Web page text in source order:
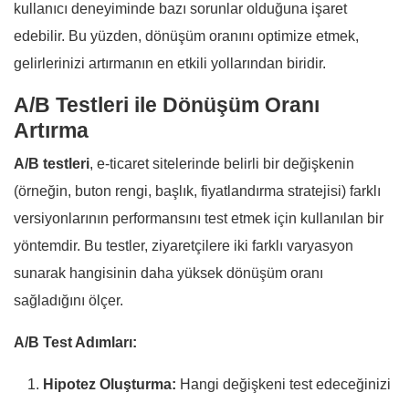
kullanıcı deneyiminde bazı sorunlar olduğuna işaret
edebilir. Bu yüzden, dönüşüm oranını optimize etmek,
gelirlerinizi artırmanın en etkili yollarından biridir.
A/B Testleri ile Dönüşüm Oranı
Artırma
A/B testleri, e-ticaret sitelerinde belirli bir değişkenin
(örneğin, buton rengi, başlık, fiyatlandırma stratejisi) farklı
versiyonlarının performansını test etmek için kullanılan bir
yöntemdir. Bu testler, ziyaretçilere iki farklı varyasyon
sunarak hangisinin daha yüksek dönüşüm oranı
sağladığını ölçer.
A/B Test Adımları:
Hipotez Oluşturma: Hangi değişkeni test edeceğinizi